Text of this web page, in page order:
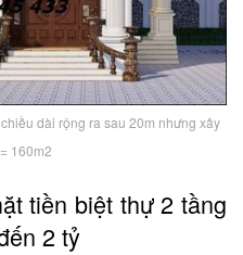
dài rộng ra sau 20m nhưng xây
160m2
tiền biệt thự 2 tầng
2 tỷ